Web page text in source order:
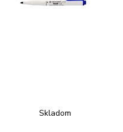
Skladom